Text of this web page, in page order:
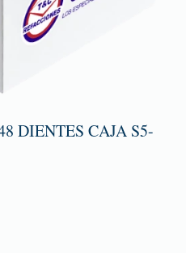
DIENTES CAJA S5-